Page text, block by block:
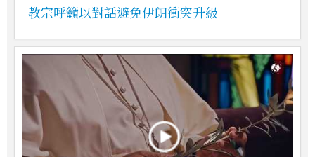
教宗呼籲以對話避免伊朗衝突升級